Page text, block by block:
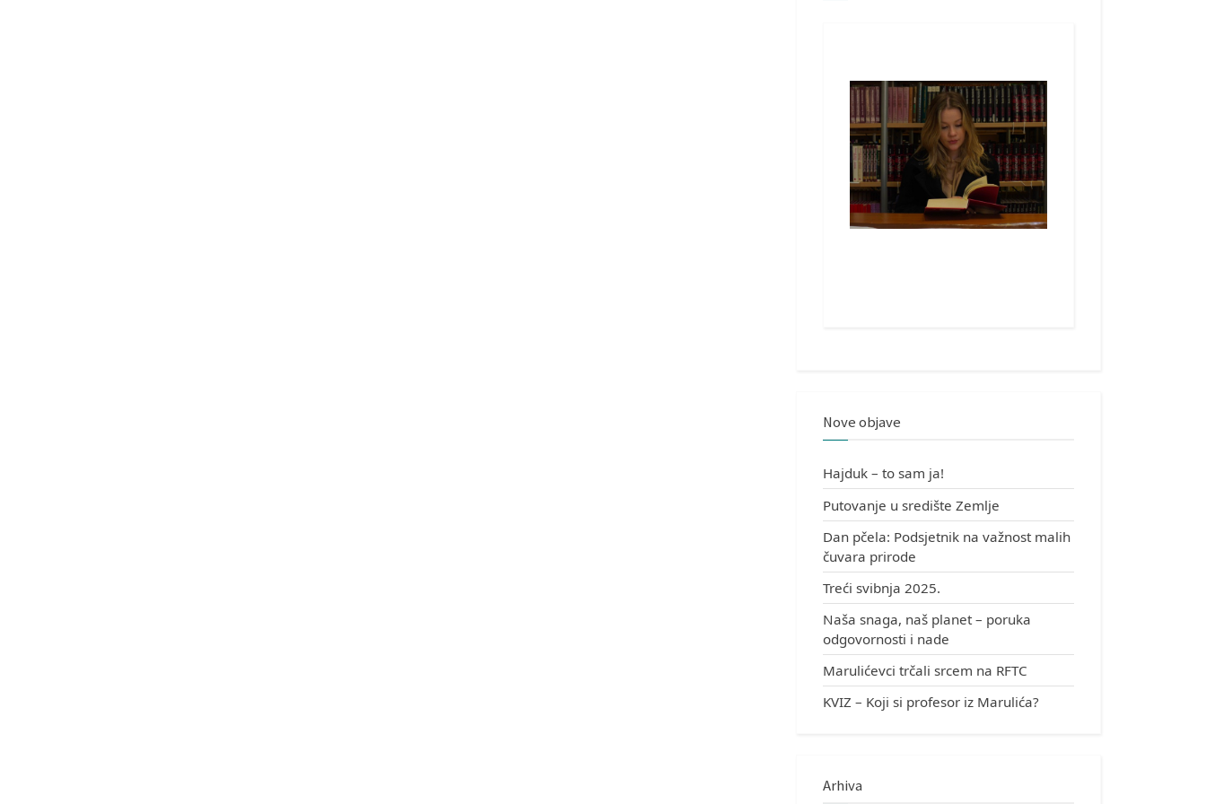
Nove objave
Hajduk – to sam ja!
Putovanje u središte Zemlje
Dan pčela: Podsjetnik na važnost malih
čuvara prirode
Treći svibnja 2025.
Naša snaga, naš planet – poruka
odgovornosti i nade
Marulićevci trčali srcem na RFTC
KVIZ – Koji si profesor iz Marulića?
Arhiva